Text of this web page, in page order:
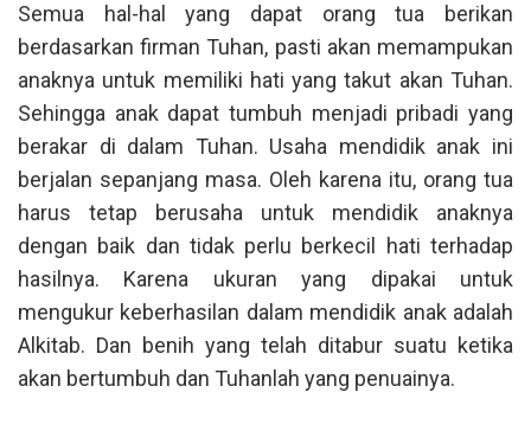
Semua hal-hal yang dapat orang tua berikan
berdasarkan firman Tuhan, pasti akan memampukan
anaknya untuk memiliki hati yang takut akan Tuhan.
Sehingga anak dapat tumbuh menjadi pribadi yang
berakar di dalam Tuhan. Usaha mendidik anak ini
berjalan sepanjang masa. Oleh karena itu, orang tua
harus tetap berusaha untuk mendidik anaknya
dengan baik dan tidak perlu berkecil hati terhadap
hasilnya. Karena ukuran yang dipakai untuk
mengukur keberhasilan dalam mendidik anak adalah
Alkitab. Dan benih yang telah ditabur suatu ketika
akan bertumbuh dan Tuhanlah yang penuainya.